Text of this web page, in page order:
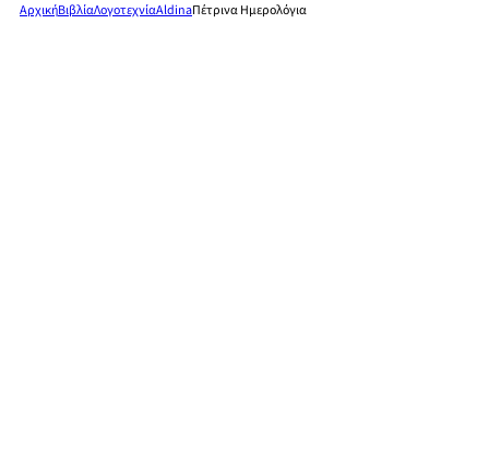
ΑρχικήΒιβλίαΛογοτεχνίαAldinaΠέτρινα Ημερολόγια